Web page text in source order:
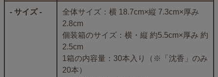
- サイズ -
全体サイズ：横 18.7cm×縦 7.3cm×厚み
2.8cm
個装箱のサイズ：横・縦 約5.5cm×厚み 約
2.5cm
1箱の内容量：30本入り（※「沈香」のみ
20本）